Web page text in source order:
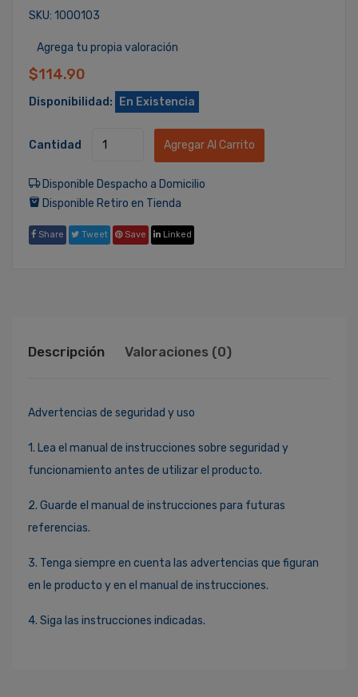
SKU: 1000103
Agrega tu propia valoración
$114.90
Disponibilidad: En Existencia
Cantidad Agregar Al Carrito
Disponible Despacho a Domicilio
Disponible Retiro en Tienda
Share Tweet Save Linked
Descripción Valoraciones (0)
Advertencias de seguridad y uso
1. Lea el manual de instrucciones sobre seguridad y
funcionamiento antes de utilizar el producto.
2. Guarde el manual de instrucciones para futuras
referencias.
3. Tenga siempre en cuenta las advertencias que figuran
en le producto y en el manual de instrucciones.
4. Siga las instrucciones indicadas.